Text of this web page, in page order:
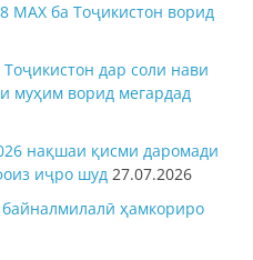
MAX ба Тоҷикистон ворид
дар соли нави
муҳим ворид мегардад
нақшаи қисми даромади
иҷро шуд 27.07.2026
ҳамкориро